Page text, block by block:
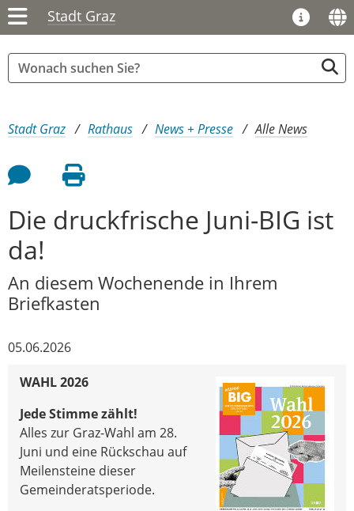
Stadt Graz
Sie sind hier:
Stadt Graz Rathaus News + Presse Alle News
Feedback an Autor
Seite drucken
Die druckfrische Juni-BIG ist
da!
An diesem Wochenende in Ihrem
Briefkasten
05.06.2026
WAHL 2026
Jede Stimme zählt!
Alles zur Graz-Wahl am 28.
Juni und eine Rückschau auf
Meilensteine dieser
Gemeinderatsperiode.